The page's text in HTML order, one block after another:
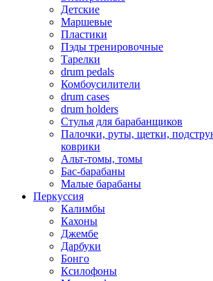
Детские
Маршевые
Пластики
Пэды тренировочные
Тарелки
drum pedals
Комбоусилители
drum cases
drum holders
Стулья для барабанщиков
Палочки, руты, щетки,
коврики
Альт-томы, томы
Бас-барабаны
Малые барабаны
Перкуссия
Калимбы
Кахоны
Джембе
Дарбуки
Бонго
Ксилофоны